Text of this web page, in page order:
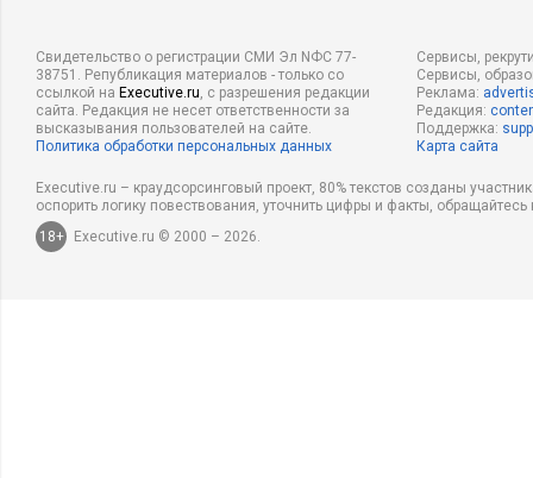
Свидетельство о регистрации СМИ Эл NФС 77-
38751. Републикация материалов - только со
ссылкой на Executive.ru, с разрешения редакции
сайта. Редакция не несет ответственности за
высказывания пользователей на сайте.
Политика обработки персональных данных
Сервисы,
Сервисы,
Реклама:
Редакция:
Поддержка:
Карта сайта
Executive.ru – краудсорсинговый проект, 80% текстов созданы
оспорить логику повествования, уточнить цифры и факты,
18+
Executive.ru © 2000 – 2026.